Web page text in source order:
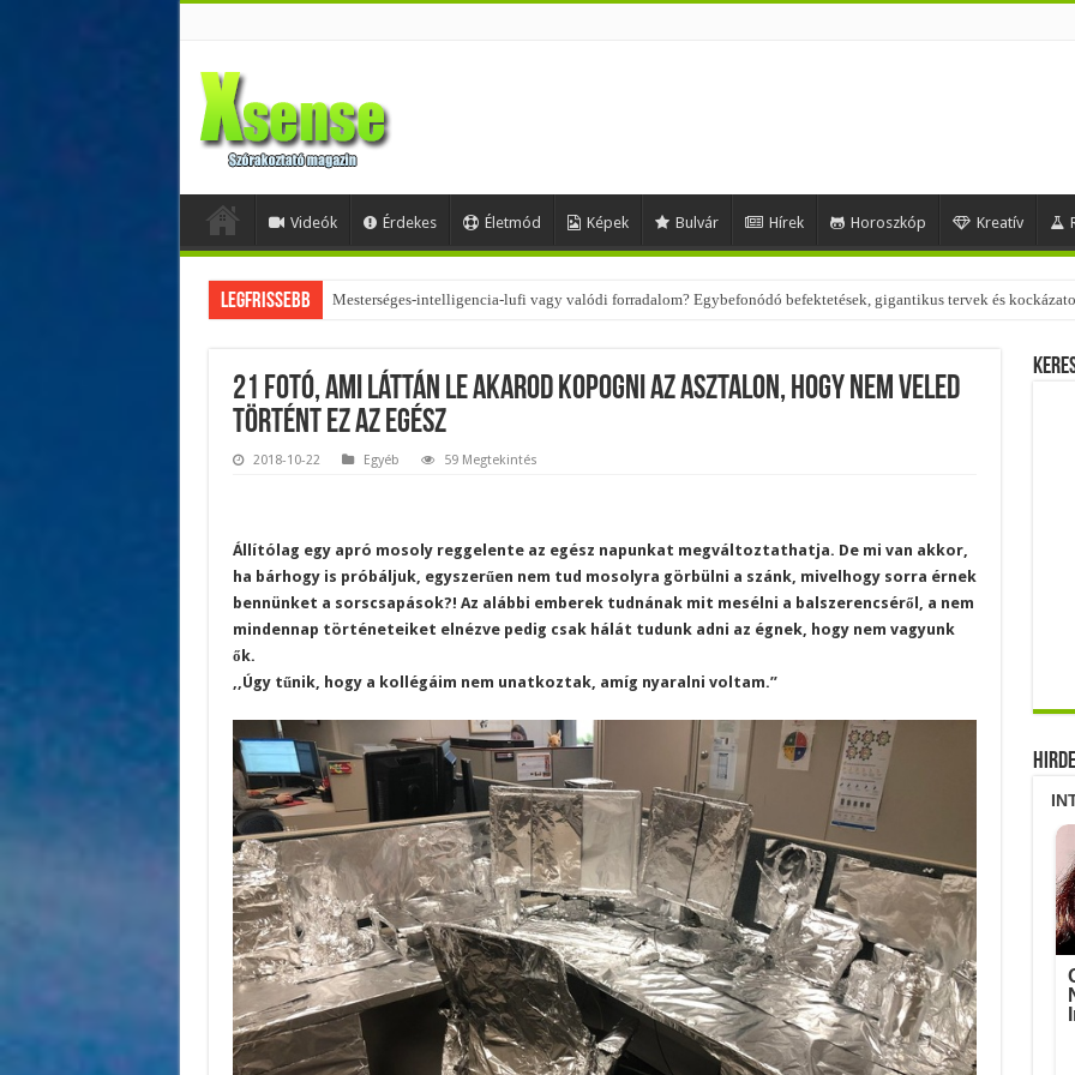
Videók Érdekes Életmód Képek Bulvár Hírek Horoszkóp Kreatív
Legfrissebb Az övtáskák továbbra is trendik – nézd meg, milyen stílusokhoz illenek!
21 fotó, ami láttán le akarod kopogni az asztalon, hogy nem veled
történt ez az egész
2018-10-22 Egyéb 59 Megtekintés
Állítólag egy apró mosoly reggelente az egész napunkat megváltoztathatja. De mi van akkor,
ha bárhogy is próbáljuk, egyszerűen nem tud mosolyra görbülni a szánk, mivelhogy sorra érnek
bennünket a sorscsapások?! Az alábbi emberek tudnának mit mesélni a balszerencséről, a nem
mindennap történeteiket elnézve pedig csak hálát tudunk adni az égnek, hogy nem vagyunk
ők.
,,Úgy tűnik, hogy a kollégáim nem unatkoztak, amíg nyaralni voltam.”